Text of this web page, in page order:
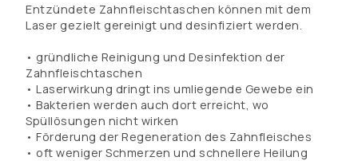
Entzündete Zahnfleischtaschen können mit dem
Laser gezielt gereinigt und desinfiziert werden.
• gründliche Reinigung und Desinfektion der
Zahnfleischtaschen
• Laserwirkung dringt ins umliegende Gewebe ein
• Bakterien werden auch dort erreicht, wo
Spüllösungen nicht wirken
• Förderung der Regeneration des Zahnfleisches
• oft weniger Schmerzen und schnellere Heilung